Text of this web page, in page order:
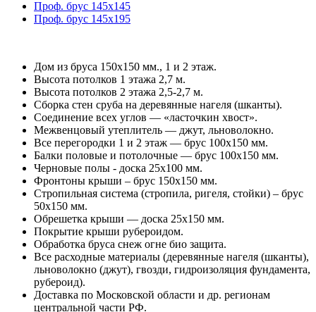
Проф. брус 145х145
Проф. брус 145х195
Дом из бруса 150х150 мм., 1 и 2 этаж.
Высота потолков 1 этажа 2,7 м.
Высота потолков 2 этажа 2,5-2,7 м.
Сборка стен сруба на деревянные нагеля (шканты).
Соединение всех углов — «ласточкин хвост».
Межвенцовый утеплитель — джут, льноволокно.
Все перегородки 1 и 2 этаж — брус 100х150 мм.
Балки половые и потолочные — брус 100х150 мм.
Черновые полы - доска 25х100 мм.
Фронтоны крыши – брус 150х150 мм.
Стропильная система (стропила, ригеля, стойки) – брус
50х150 мм.
Обрешетка крыши — доска 25х150 мм.
Покрытие крыши рубероидом.
Обработка бруса снеж огне био защита.
Все расходные материалы (деревянные нагеля (шканты),
льноволокно (джут), гвозди, гидроизоляция фундамента,
рубероид).
Доставка по Московской области и др. регионам
центральной части РФ.